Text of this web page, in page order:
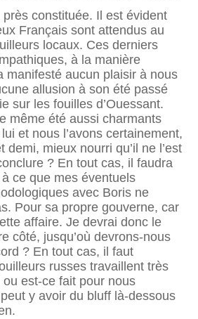
près constituée. Il est évident
Français sont attendus au
locaux. Ces derniers
à la manière
manifesté aucun plaisir à nous
allusion à son été passé
sur les fouilles d’Ouessant.
même été aussi charmants
et nous l’avons certainement,
demi, mieux nourri qu’il ne l’est
? En tout cas, il faudra
ce que mes éventuels
avec Boris ne
Pour sa propre gouverne, car
affaire. Je devrai donc le
côté, jusqu’où devrons-nous
? En tout cas, il faut
russes travaillent très
est-ce fait pour nous
y avoir du bluff là-dessous